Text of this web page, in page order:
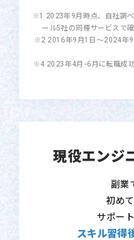
※1 2023年9月時点、自社調
ール5社の同種サービスで
※2 2016年9月1日〜2024年
※4 2023年4月-6月に転職成
現役エンジ
副業
初め
サポー
スキル習得